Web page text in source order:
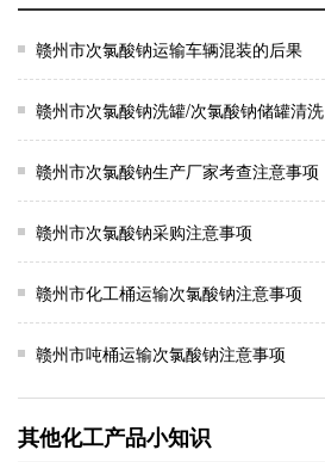
赣州市次氯酸钠运输车辆混装的后果
赣州市次氯酸钠洗罐/次氯酸钠储罐清洗
赣州市次氯酸钠生产厂家考查注意事项
赣州市次氯酸钠采购注意事项
赣州市化工桶运输次氯酸钠注意事项
赣州市吨桶运输次氯酸钠注意事项
其他化工产品小知识